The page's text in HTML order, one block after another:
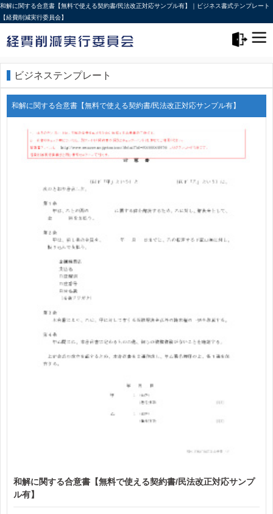
和解に関する合意書【無料で使える契約書/民法改正対応サンプル有】｜ビジネス書式テンプレート
【経費削減実行委員会】
ビジネステンプレート
和解に関する合意書【無料で使える契約書/民法改正対応サンプル有】
和解に関する合意書【無料で使える契約書/民法改正対応サンプ
ル有】